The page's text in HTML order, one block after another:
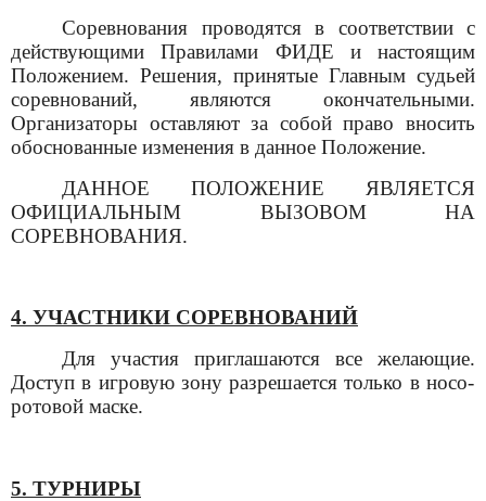
Соревнования проводятся в соответствии с
действующими Правилами ФИДЕ инастоящим
Положением. Решения, принятые Главным судьей
соревнований, являются окончательными.
Организаторы оставляют за собой право вносить
обоснованные изменения в данное Положение.
ДАННОЕ ПОЛОЖЕНИЕ ЯВЛЯЕТСЯ
ОФИЦИАЛЬНЫМ ВЫЗОВОМ НА
СОРЕВНОВАНИЯ.
4. УЧАСТНИКИ СОРЕВНОВАНИЙ
Для участия приглашаютсявсе желающие.
Доступ в игровую зону разрешается только в носо-
ротовой маске.
5. ТУРНИРЫ